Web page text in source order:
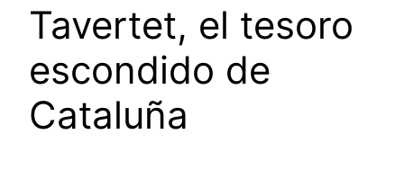
Tavertet, el tesoro
escondido de
Cataluña